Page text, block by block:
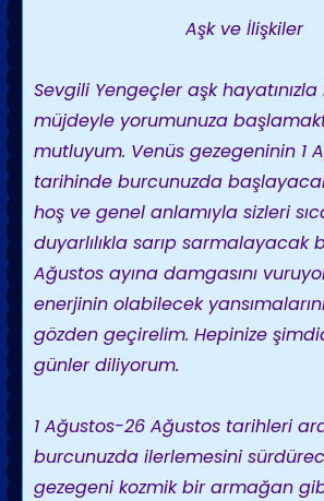
Aşk ve İlişkiler
Sevgili Yengeçler aşk
müjdeyle yorumunuza
mutluyum. Venüs gezegeninin 1
tarihinde burcunuzda
hoş ve genel anlamıyla sizleri
duyarlılıkla sarıp sarmalayacak
Ağustos ayına damgasını
enerjinin olabilecek
gözden geçirelim. Hepinize
günler diliyorum.
1 Ağustos-26 Ağustos tarihleri
burcunuzda ilerlemesini
gezegeni kozmik bir armağan